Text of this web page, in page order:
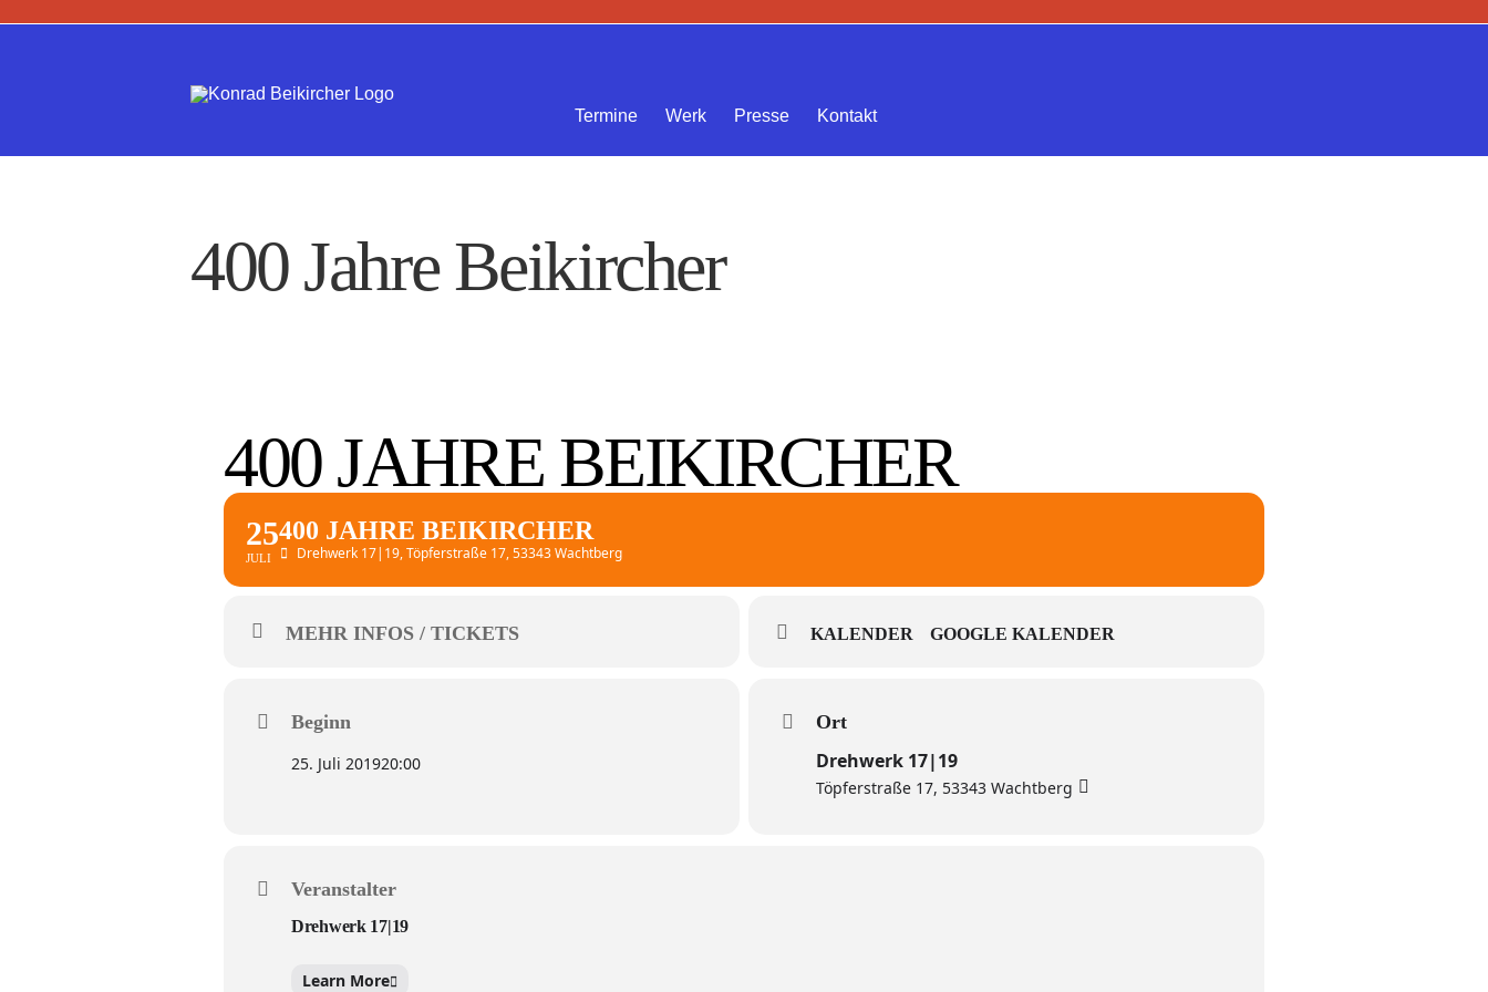
Termine
Werk Presse Kontakt
400 Jahre Beikircher
400 JAHRE BEIKIRCHER
25
JULI
400 JAHRE BEIKIRCHER
Drehwerk 17|19, Töpferstraße 17, 53343 Wachtberg
MEHR INFOS / TICKETS KALENDER GOOGLE KALENDER
Beginn
25. Juli 201920:00
Ort
Drehwerk 17|19
Töpferstraße 17, 53343 Wachtberg
Veranstalter
Drehwerk 17|19
Learn More